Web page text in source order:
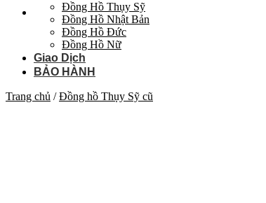
Đồng Hồ Thụy Sỹ
Đồng Hồ Nhật Bản
Đồng Hồ Đức
Đồng Hồ Nữ
Giao Dịch
BẢO HÀNH
Trang chủ / Đồng hồ Thụy Sỹ cũ